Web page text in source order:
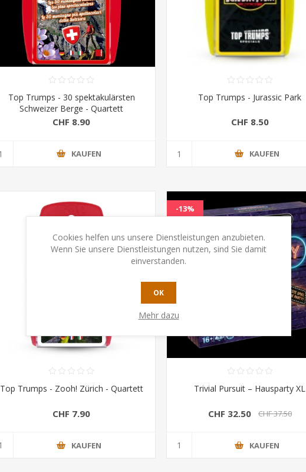
Top Trumps - 30 spektakulärsten
Schweizer Berge - Quartett
CHF 8.90
KAUFEN
Top Trumps - Jurassic Park
CHF 8.50
KAUFEN
Top Trumps - Zooh! Zürich - Quartett
CHF 7.90
KAUFEN
-13%
Trivial Pursuit – Hausparty XL
CHF 32.50 CHF 37.50
KAUFEN
Cookies helfen uns unsere Dienstleistungen anzubieten.
Wenn Sie unsere Dienstleistungen nutzen, sind Sie damit
einverstanden.
OK
Mehr dazu